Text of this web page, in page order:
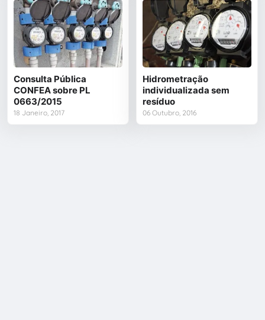
Consulta Pública
CONFEA sobre PL
0663/2015
18 Janeiro, 2017
Hidrometração
individualizada sem
resíduo
06 Outubro, 2016